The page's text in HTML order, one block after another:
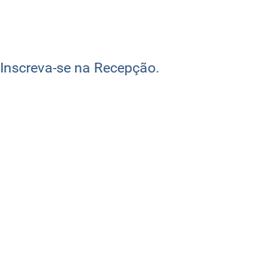
Inscreva-se na Recepção.